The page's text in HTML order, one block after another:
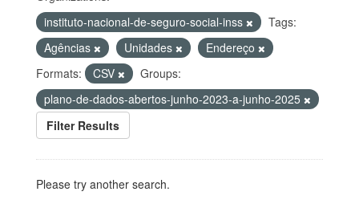
instituto-nacional-de-seguro-social-inss
Tags:
Agências
Unidades
Endereço
Formats:
CSV
Groups:
plano-de-dados-abertos-junho-2023-a-junho-2025
Filter Results
Please try another search.